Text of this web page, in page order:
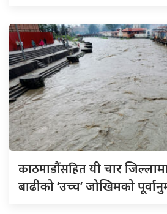
काठमाडौंसहितयी चार
बाढीको ‘उच्च’ जोखिमको